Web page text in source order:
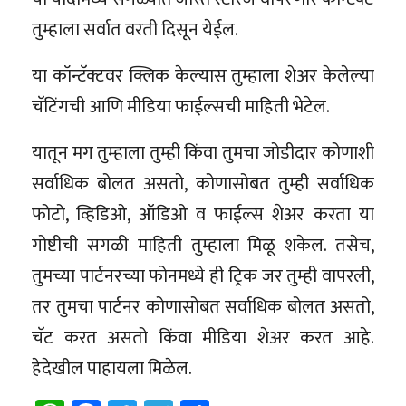
तुम्हाला सर्वात वरती दिसून येईल.
या कॉन्टॅक्टवर क्लिक केल्यास तुम्हाला शेअर केलेल्या
चॅटिंगची आणि मीडिया फाईल्सची माहिती भेटेल.
यातून मग तुम्हाला तुम्ही किंवा तुमचा जोडीदार कोणाशी
सर्वाधिक बोलत असतो, कोणासोबत तुम्ही सर्वाधिक
फोटो, व्हिडिओ, ऑडिओ व फाईल्स शेअर करता या
गोष्टीची सगळी माहिती तुम्हाला मिळू शकेल. तसेच,
तुमच्या पार्टनरच्या फोनमध्ये ही ट्रिक जर तुम्ही वापरली,
तर तुमचा पार्टनर कोणासोबत सर्वाधिक बोलत असतो,
चॅट करत असतो किंवा मीडिया शेअर करत आहे.
हेदेखील पाहायला मिळेल.